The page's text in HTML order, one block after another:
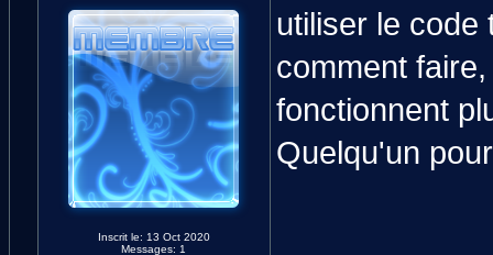
Inscrit le: 13 Oct 2020
Messages: 1
utiliser le code
comment
fonctionnent
Quelqu'un